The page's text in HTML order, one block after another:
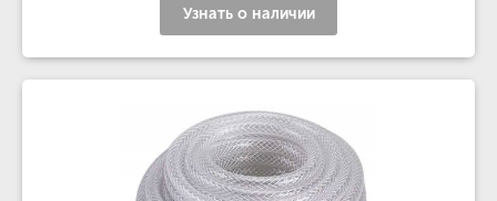
Узнать о наличии